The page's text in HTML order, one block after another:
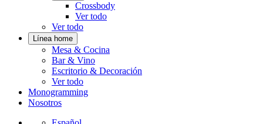
Crossbody
Ver todo
Ver todo
Línea home
Mesa & Cocina
Bar & Vino
Escritorio & Decoración
Ver todo
Monogramming
Nosotros